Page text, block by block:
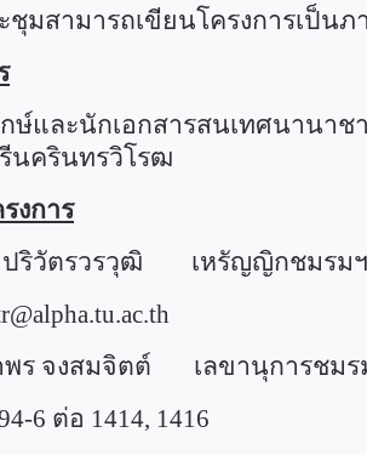
ชุมสามารถเขียนโครงการเป็นภ
ษ์และนักเอกสารสนเทศนานา
นครินทรวิโรฒ
งการ
ปริวัตรวรวุฒิ เหรัญญิกชมรมฯ
พร จงสมจิตต์ เลขานุการชมร
6 ต่อ 1414, 1416